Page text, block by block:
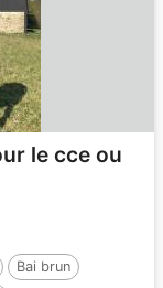
le cce ou
Bai brun